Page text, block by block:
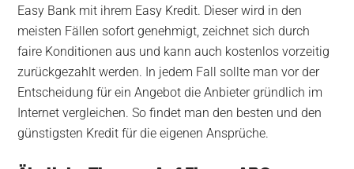
Easy Bank mit ihrem Easy Kredit. Dieser wird in den
meisten Fällen sofort genehmigt, zeichnet sich durch
faire Konditionen aus und kann auch kostenlos vorzeitig
zurückgezahlt werden. In jedem Fall sollte man vor der
Entscheidung für ein Angebot die Anbieter gründlich im
Internet vergleichen. So findet man den besten und den
günstigsten Kredit für die eigenen Ansprüche.